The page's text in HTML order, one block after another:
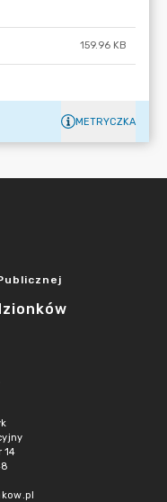
159.96 KB
METRYCZKA
14